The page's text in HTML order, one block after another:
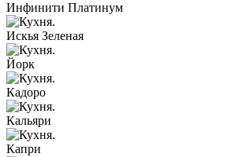
Инфинити Платинум
Искья Зеленая
Йорк
Кадоро
Кальяри
Капри